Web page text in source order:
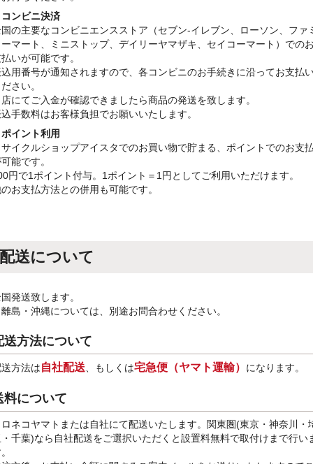
ンビニ決済
の主要なコンビニエンスストア（セブン-イレブン、ローソン、ファ
マート、ミニストップ、デイリーヤマザキ、セイコーマート）での
いが可能です。
用番号が通知されますので、各コンビニのお手続きに沿ってお支払
さい。
にてご入金が確認できましたら商品の発送を致します。
手数料はお客様負担でお願いいたします。
イント利用
イクルショップアイスタでのお買い物で貯まる、ポイントでのお支
能です。
円で1ポイント付与。1ポイント＝1円としてご利用いただけます。
お支払方法との併用も可能です。
配送について
発送致します。
島・沖縄については、別途お問合わせください。
送方法について
方法は自社配送、もしくは宅急便（ヤマト運輸） になります。
料について
ネコヤマトまたは自社にて配送いたします。関東圏(東京・神奈川・
千葉)なら自社配送をご選択いただくと設置料無料で取付けまで行い